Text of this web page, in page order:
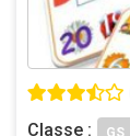
Classe :
GS